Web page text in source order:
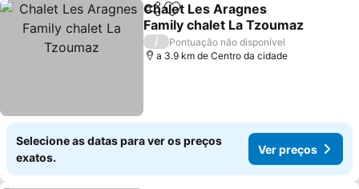
PartilharAdicionar aos favoritos
Chalet Les Aragnes
Family chalet La Tzoumaz
/
Pontuação não disponível
a 3.9 km de Centro da cidade
Selecione as datas para ver os preços
exatos.
Ver preços